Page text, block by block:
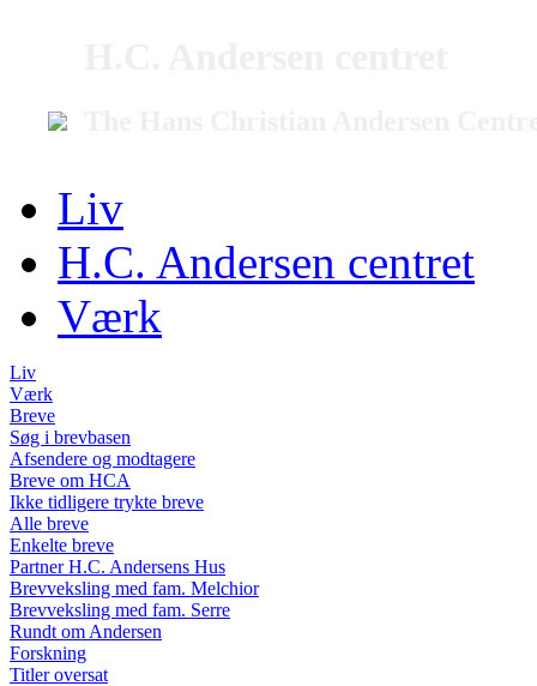
Liv
H.C. Andersen centret
Værk
Liv
Værk
Breve
Søg i brevbasen
Afsendere og modtagere
Breve om HCA
Ikke tidligere trykte breve
Alle breve
Enkelte breve
Partner H.C. Andersens Hus
Brevveksling med fam. Melchior
Brevveksling med fam. Serre
Rundt om Andersen
Forskning
Titler oversat